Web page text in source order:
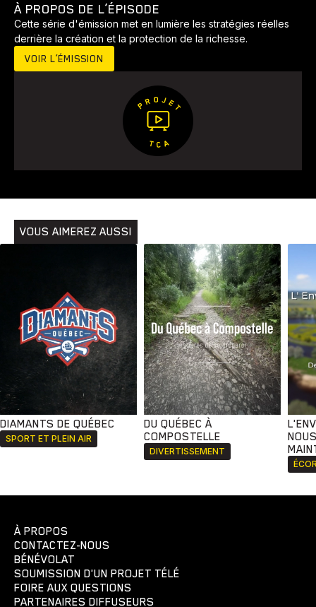
Bingo
Histoires Pêche
À PROPOS DE L’ÉPISODE
Cette série d'émission met en lumière les stratégies réelles
derrière la création et la protection de la richesse.
VOIR L’ÉMISSION
VOUS AIMEREZ AUSSI
DIAMANTS DE QUÉBEC
SPORT ET PLEIN AIR
DU QUÉBEC À
COMPOSTELLE
DIVERTISSEMENT
À PROPOS
CONTACTEZ-NOUS
BÉNÉVOLAT
SOUMISSION D'UN PROJET TÉLÉ
FOIRE AUX QUESTIONS
PARTENAIRES DIFFUSEURS